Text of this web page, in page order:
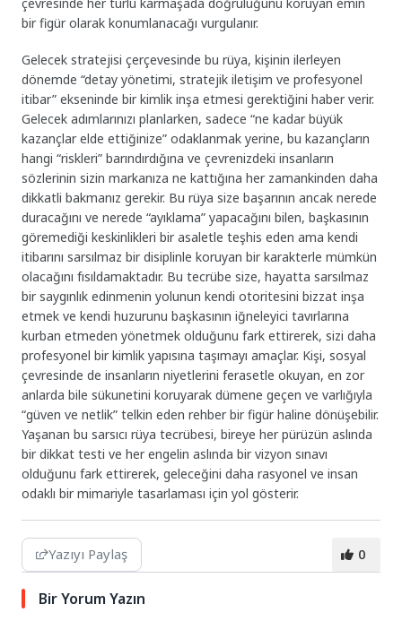
bir figür olarak konumlanacağı vurgulanır.
Gelecek stratejisi çerçevesinde bu rüya, kişinin ilerleyen
dönemde “detay yönetimi, stratejik iletişim ve profesyonel
itibar” ekseninde bir kimlik inşa etmesi gerektiğini haber verir.
Gelecek adımlarınızı planlarken, sadece “ne kadar büyük
kazançlar elde ettiğinize” odaklanmak yerine, bu kazançların
hangi “riskleri” barındırdığına ve çevrenizdeki insanların
sözlerinin sizin markanıza ne kattığına her zamankinden daha
dikkatli bakmanız gerekir. Bu rüya size başarının ancak nerede
duracağını ve nerede “ayıklama” yapacağını bilen, başkasının
göremediği keskinlikleri bir asaletle teşhis eden ama kendi
itibarını sarsılmaz bir disiplinle koruyan bir karakterle mümkün
olacağını fısıldamaktadır. Bu tecrübe size, hayatta sarsılmaz
bir saygınlık edinmenin yolunun kendi otoritesini bizzat inşa
etmek ve kendi huzurunu başkasının iğneleyici tavırlarına
kurban etmeden yönetmek olduğunu fark ettirerek, sizi daha
profesyonel bir kimlik yapısına taşımayı amaçlar. Kişi, sosyal
çevresinde de insanların niyetlerini ferasetle okuyan, en zor
anlarda bile sükunetini koruyarak dümene geçen ve varlığıyla
“güven ve netlik” telkin eden rehber bir figür haline dönüşebilir.
Yaşanan bu sarsıcı rüya tecrübesi, bireye her pürüzün aslında
bir dikkat testi ve her engelin aslında bir vizyon sınavı
olduğunu fark ettirerek, geleceğini daha rasyonel ve insan
odaklı bir mimariyle tasarlaması için yol gösterir.
Yazıyı Paylaş 0
Bir Yorum Yazın